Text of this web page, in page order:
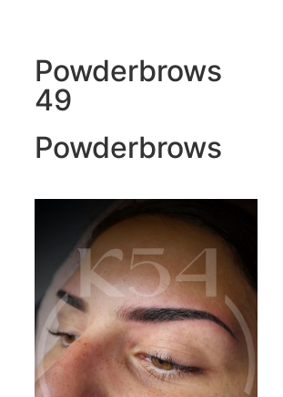
Powderbrows
49
Powderbrows